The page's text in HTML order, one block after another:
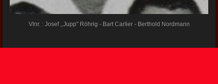
Vlnr. : Josef ,,Jupp" Röhrig - Bart Carlier - Berthold Nordmann